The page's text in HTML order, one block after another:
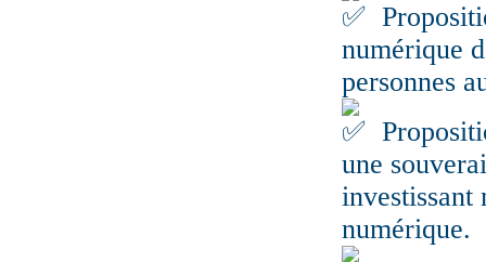
numérique
personnes
une
investissant
numérique.